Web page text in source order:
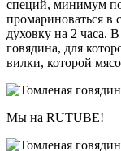
специй, минимум
промариноваться в
духовку на 2 часа.
говядина, для
вилки, которой
Мы на RUTUBE!